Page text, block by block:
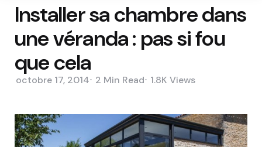
Installer sa chambre dans
une véranda : pas si fou
que cela
octobre 17, 2014 2 Min Read 1.8K Views